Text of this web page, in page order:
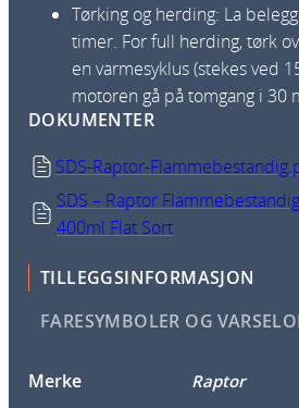
Tørking og herding: La
timer. For full herding, tørk
en varmesyklus (stekes ved
motoren gå på tomgang i 30
DOKUMENTER
SDS-Raptor-
SDS – Raptor
400ml Flat Sort
TILLEGGSINFORMASJON
FARESYMBOLER OG
Merke Raptor